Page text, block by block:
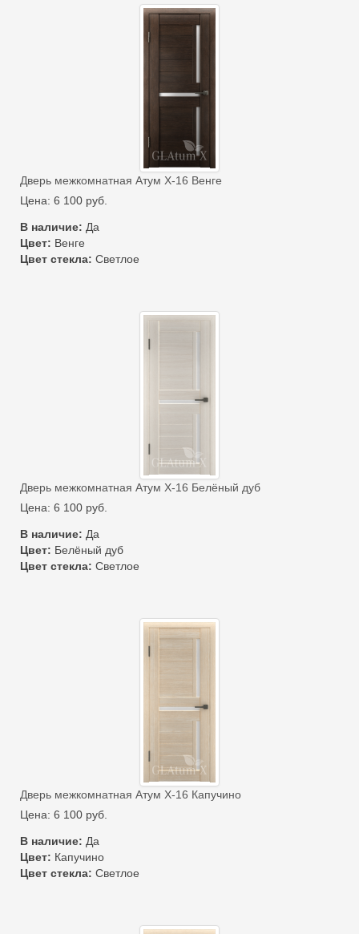
Дверь межкомнатная Атум Х-16 Венге
Цена: 6 100 руб.
В наличие: Да
Цвет: Венге
Цвет стекла: Светлое
Дверь межкомнатная Атум Х-16 Белёный дуб
Цена: 6 100 руб.
В наличие: Да
Цвет: Белёный дуб
Цвет стекла: Светлое
Дверь межкомнатная Атум Х-16 Капучино
Цена: 6 100 руб.
В наличие: Да
Цвет: Капучино
Цвет стекла: Светлое